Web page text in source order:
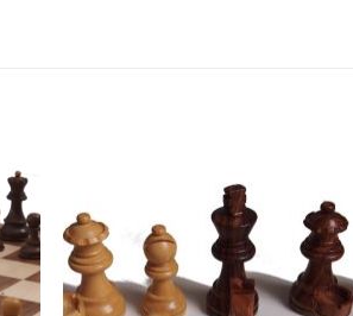
Aggiungi
alla lista
dei
desideri